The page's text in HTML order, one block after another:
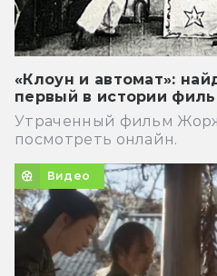
«Клоун и автомат»:
первый в истории
Утраченный фильм
посмотреть онлайн.
Видео